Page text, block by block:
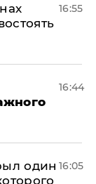
16:55
16:44
один 16:05